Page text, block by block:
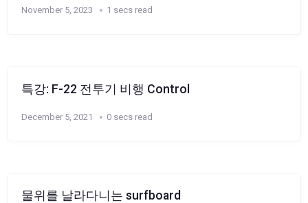
November 5, 2023 1 secs read
특강: F-22 전투기 비행 Control
December 5, 2021 0 secs read
물위를 날라다니는 surfboard